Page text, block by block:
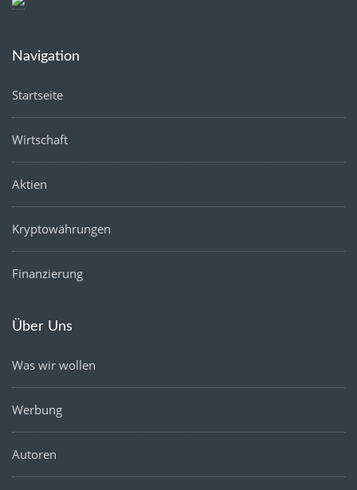
Navigation
Startseite
Wirtschaft
Aktien
Kryptowährungen
Finanzierung
Über Uns
Was wir wollen
Werbung
Autoren